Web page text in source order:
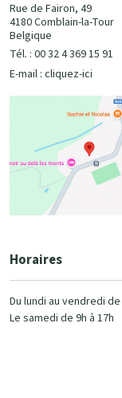
Rue de Fairon, 49
4180 Comblain-la-Tour
Belgique
Tél. : 00 32 4 369 15 91
E-mail : cliquez-ici
Horaires
Du lundi au vendredi de
Le samedi de 9h à 17h